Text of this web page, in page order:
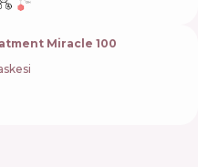
Miracle 100